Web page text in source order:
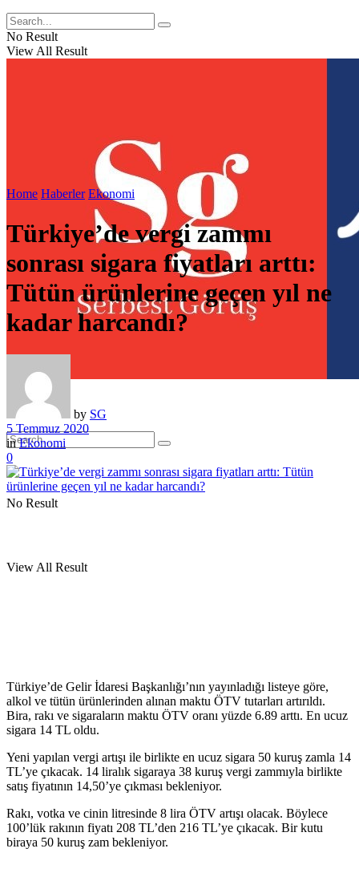
No Result
View All Result
No Result
View All Result
Home Haberler Ekonomi
Türkiye’de vergi zammı
sonrası sigara fiyatları arttı:
Tütün ürünlerine geçen yıl ne
kadar harcandı?
by SG
5 Temmuz 2020
in Ekonomi
0
Türkiye’de Gelir İdaresi Başkanlığı’nın yayınladığı listeye göre,
alkol ve tütün ürünlerinden alınan maktu ÖTV tutarları artırıldı.
Bira, rakı ve sigaraların maktu ÖTV oranı yüzde 6.89 arttı. En ucuz
sigara 14 TL oldu.
Yeni yapılan vergi artışı ile birlikte en ucuz sigara 50 kuruş zamla 14
TL’ye çıkacak. 14 liralık sigaraya 38 kuruş vergi zammıyla birlikte
satış fiyatının 14,50’ye çıkması bekleniyor.
Rakı, votka ve cinin litresinde 8 lira ÖTV artışı olacak. Böylece
100’lük rakının fiyatı 208 TL’den 216 TL’ye çıkacak. Bir kutu
biraya 50 kuruş zam bekleniyor.